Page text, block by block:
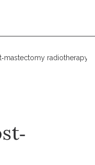
radiotherapy